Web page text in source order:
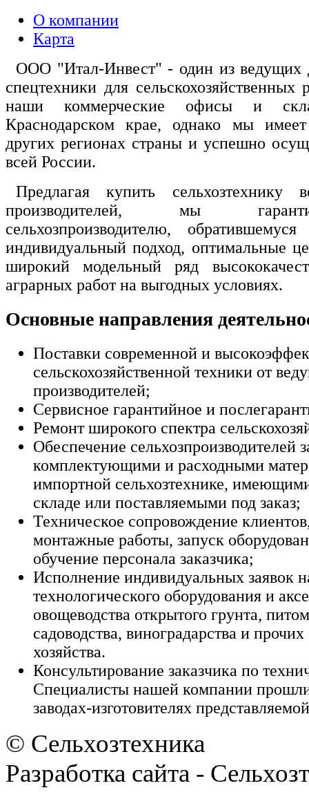
О компании
Карта
ООО "Итал-Инвест" - один из ведущих
спецтехники для сельскохозяйственных
наши коммерческие офисы и
Краснодарском крае, однако мы имеет
других регионах страны и успешно
всей России.
Предлагая купить сельхозтехнику
производителей, мы
сельхозпроизводителю,
индивидуальный подход, оптимальные
широкий модельный ряд
аграрных работ на выгодных условиях.
Основные направления
Поставки современной и
сельскохозяйственной техники от
производителей;
Сервисное гарантийное и
Ремонт широкого спектра
Обеспечение сельхозпроизводителей
комплектующими и расходными
импортной сельхозтехнике,
складе или поставляемыми под заказ;
Техническое сопровождение
монтажные работы, запуск
обучение персонала заказчика;
Исполнение индивидуальных заявок
технологического оборудования и
овощеводства открытого грунта,
садоводства, виноградарства и
хозяйства.
Консультирование заказчика по
Специалисты нашей компании
заводах-изготовителях
© Сельхозтехника
Разработка сайта -